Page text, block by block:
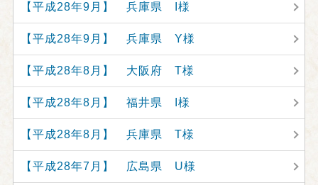
【平成28年9月】 兵庫県 I様
【平成28年9月】 兵庫県 Y様
【平成28年8月】 大阪府 T様
【平成28年8月】 福井県 I様
【平成28年8月】 兵庫県 T様
【平成28年7月】 広島県 U様